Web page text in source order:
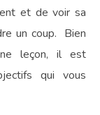
et de voir sa
un coup. Bien
leçon, il est
qui vous